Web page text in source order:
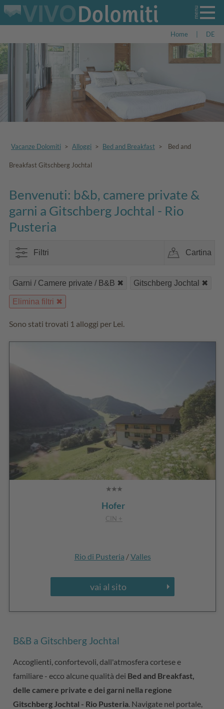
Home DE
Vacanze Dolomiti > Alloggi > Bed and Breakfast > Bed and
Breakfast Gitschberg Jochtal
Benvenuti: b&b, camere private &
garni a Gitschberg Jochtal - Rio
Pusteria
Filtri Cartina
Garni / Camere private / B&B Gitschberg Jochtal
Elimina filtri
Sono stati trovati 1 alloggi per Lei.
Hofer
CIN +
Rio di Pusteria /Valles
vai al sito
B&B a Gitschberg Jochtal
Accoglienti, confortevoli, dall'atmosfera cortese e
familiare - ecco alcune qualità dei Bed and Breakfast,
delle camere private e dei garni nella regione
Gitschberg Jochtal - Rio Pusteria . Navigate nel portale,